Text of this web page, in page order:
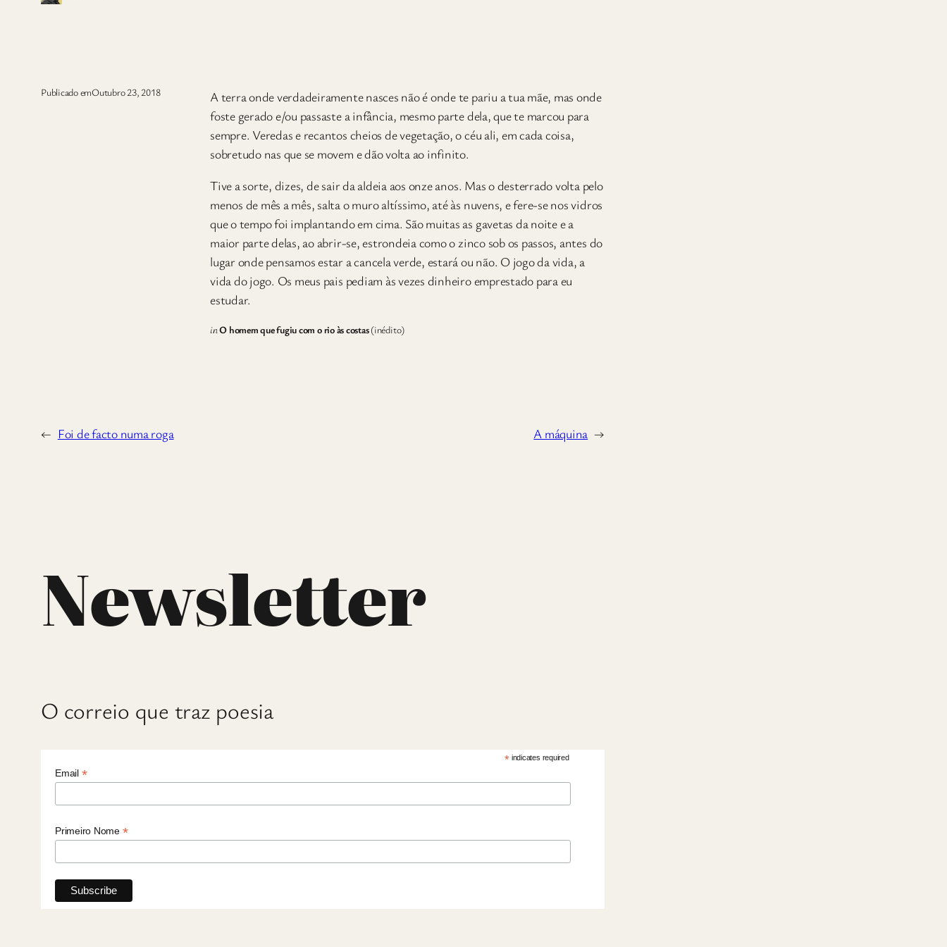
Publicado emOutubro 23, 2018
A terra onde verdadeiramente nasces não é onde te pariu a tua mãe, mas onde
foste gerado e/ou passaste a infância, mesmo parte dela, que te marcou para
sempre. Veredas e recantos cheios de vegetação, o céu ali, em cada coisa,
sobretudo nas que se movem e dão volta ao infinito.
Tive a sorte, dizes, de sair da aldeia aos onze anos. Mas o desterrado volta pelo
menos de mês a mês, salta o muro altíssimo, até às nuvens, e fere-se nos vidros
que o tempo foi implantando em cima. São muitas as gavetas da noite e a
maior parte delas, ao abrir-se, estrondeia como o zinco sob os passos, antes do
lugar onde pensamos estar a cancela verde, estará ou não. O jogo da vida, a
vida do jogo. Os meus pais pediam às vezes dinheiro emprestado para eu
estudar.
inO homem que fugiu com o rio às costas(inédito)
← Foi de facto numa roga A máquina →
Newsletter
O correio que traz poesia
* indicates required
Email *
Primeiro Nome *